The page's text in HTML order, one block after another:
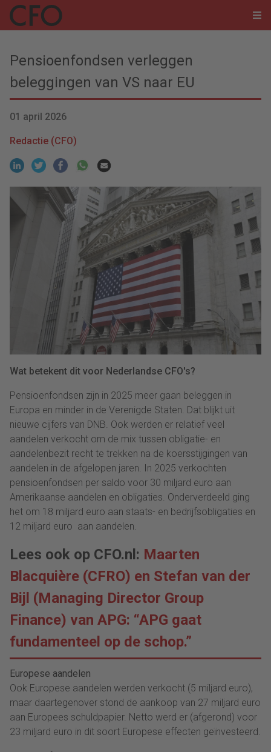
Pensioenfondsen verleggen
beleggingen van VS naar EU
01 april 2026
Redactie (CFO)
Wat betekent dit voor Nederlandse CFO's?
Pensioenfondsen zijn in 2025 meer gaan beleggen in
Europa en minder in de Verenigde Staten. Dat blijkt uit
nieuwe cijfers van DNB. Ook werden er relatief veel
aandelen verkocht om de mix tussen obligatie- en
aandelenbezit recht te trekken na de koersstijgingen van
aandelen in de afgelopen jaren. In 2025 verkochten
pensioenfondsen per saldo voor 30 miljard euro aan
Amerikaanse aandelen en obligaties. Onderverdeeld ging
het om 18 miljard euro aan staats- en bedrijfsobligaties en
12 miljard euro aan aandelen.
Lees ook op CFO.nl: Maarten
Blacquière (CFRO) en Stefan van der
Bijl (Managing Director Group
Finance) van APG: “APG gaat
fundamenteel op de schop.”
Europese aandelen
Ook Europese aandelen werden verkocht (5 miljard euro),
maar daartegenover stond de aankoop van 27 miljard euro
aan Europees schuldpapier. Netto werd er (afgerond) voor
23 miljard euro in dit soort Europese effecten geïnvesteerd.